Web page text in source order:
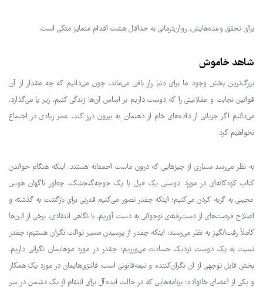
برای تحقق وعده‌هایش، روان‌درمانی به حداقل هشت اقدام متمایز متکی است.
شاهد خاموش
بزرگ‌ترین بخش وجود ما برای دنیا راز باقی می‌ماند، چون می‌دانیم که چه مقدار از آن
قوانین نجابت و عقلانیتی را که دوست داریم بر اساس آن‌ها زندگی کنیم، زیر پا می‌گذارد.
می‌دانیم اگر جریانی از داده‌های خام از ذهنمان به بیرون درز کند، عمر زیادی در اجتماع
نخواهیم کرد.
به نظر می‌رسد بسیاری از چیزهایی که درون ماست احمقانه هستند: اینکه هنگام خواندن
کتاب کودکانه‌ای در مورد دوستی یک فیل با یک جوجه‌گنجشک، چطور ناگهان هوس
عجیبی به گریه کردن می‌کنیم؛ اینکه چقدر تصور می‌کنیم قدرتی برای بازگشت به گذشته و
اصلاح فرصت‌های از دست‌رفته‌ی نوجوانی به دست آوریم. با نگاهی انتقادی، برخی از این‌ها
کاملاً رقت‌انگیز به نظر می‌رسند: اینکه چقدر از پرسیدن مسیر توالت نگران هستیم؛ چقدر
نسبت به یک دوست نزدیک حسادت می‌ورزیم؛ چقدر در مورد موهایمان نگرانی داریم.
بخش قابل توجهی از آن نگران‌کننده و نیمه‌قانونی است: فانتزی‌هایمان در مورد یک همکار
و یکی از اعضای خانواده؛ برنامه‌هایی که در حالت ایده‌آل برای انتقام از یک دشمن در سر